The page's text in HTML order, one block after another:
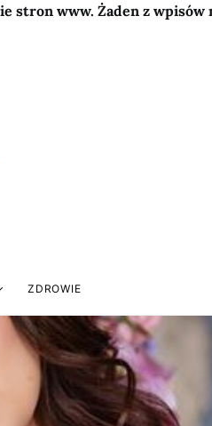
stron www. Żaden z
ZDROWIE